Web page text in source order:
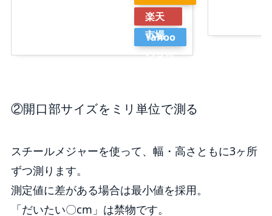
楽天
市場
Yahoo
ショッ
②開口部サイズをミリ単位で測る
スチールメジャーを使って、幅・高さともに3ヶ所
ずつ測ります。
測定値に差がある場合は最小値を採用。
「だいたい〇cm」は禁物です。